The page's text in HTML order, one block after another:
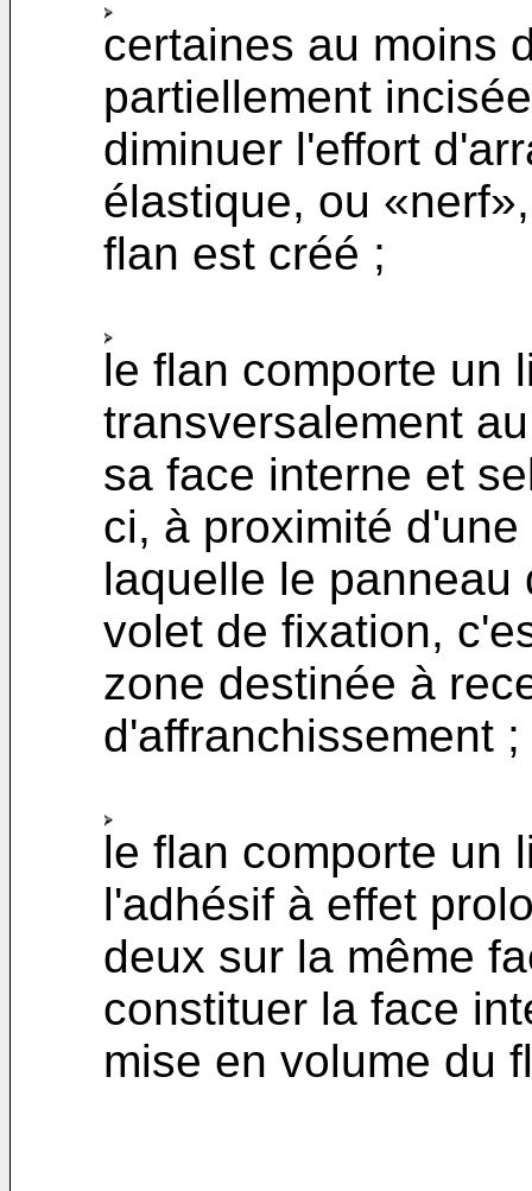
certaines au moins
partiellement
diminuer l'effort
élastique, ou
flan est créé ;
le flan comporte un
transversalement
sa face interne et
ci, à proximité
laquelle le panneau
volet de fixation,
zone destinée à
d'affranchissement ;
le flan comporte un
l'adhésif à effet
deux sur la même
constituer la face
mise en volume du